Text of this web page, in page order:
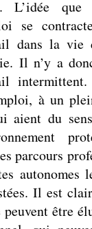
L’idée
se
dans la vie
Il n’y a
à un
aient du
parcours
autonomes
Il est
être